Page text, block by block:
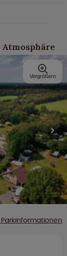
Vergrößern
Parkinformationen